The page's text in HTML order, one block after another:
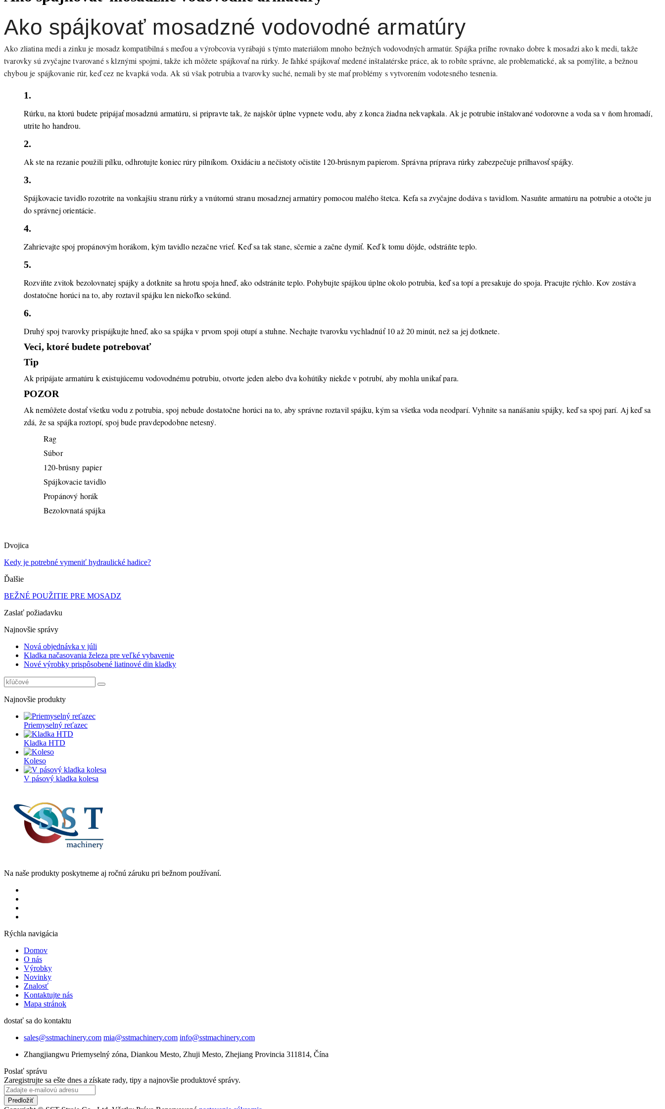
Ako spájkovať mosadzné vodovodné armatúry
Ako zliatina medi a zinku je mosadz kompatibilná s meďou a výrobcovia vyrábajú s týmto materiálom mnoho bežných vodovodných armatúr. Spájka priľne rovnako dobre k mosadzi ako k medi, takže
tvarovky sú zvyčajne tvarované s klznými spojmi, takže ich môžete spájkovať na rúrky. Je ľahké spájkovať medené inštalatérske práce, ak to robíte správne, ale problematické, ak sa pomýlite, a bežnou
chybou je spájkovanie rúr, keď cez ne kvapká voda. Ak sú však potrubia a tvarovky suché, nemali by ste mať problémy s vytvorením vodotesného tesnenia.
1.
Rúrku, na ktorú budete pripájať mosadznú armatúru, si pripravte tak, že najskôr úplne vypnete vodu, aby z konca žiadna nekvapkala. Ak je potrubie inštalované vodorovne a voda sa v ňom hromadí,
utrite ho handrou.
2.
Ak ste na rezanie použili pílku, odhrotujte koniec rúry pilníkom. Oxidáciu a nečistoty očistite 120-brúsnym papierom. Správna príprava rúrky zabezpečuje priľnavosť spájky.
3.
Spájkovacie tavidlo rozotrite na vonkajšiu stranu rúrky a vnútornú stranu mosadznej armatúry pomocou malého štetca. Kefa sa zvyčajne dodáva s tavidlom. Nasuňte armatúru na potrubie a otočte ju
do správnej orientácie.
4.
Zahrievajte spoj propánovým horákom, kým tavidlo nezačne vrieť. Keď sa tak stane, sčernie a začne dymiť. Keď k tomu dôjde, odstráňte teplo.
5.
Rozviňte zvitok bezolovnatej spájky a dotknite sa hrotu spoja hneď, ako odstránite teplo. Pohybujte spájkou úplne okolo potrubia, keď sa topí a presakuje do spoja. Pracujte rýchlo. Kov zostáva
dostatočne horúci na to, aby roztavil spájku len niekoľko sekúnd.
6.
Druhý spoj tvarovky prispájkujte hneď, ako sa spájka v prvom spoji otupí a stuhne. Nechajte tvarovku vychladnúť 10 až 20 minút, než sa jej dotknete.
Veci, ktoré budete potrebovať
Tip
Ak pripájate armatúru k existujúcemu vodovodnému potrubiu, otvorte jeden alebo dva kohútiky niekde v potrubí, aby mohla unikať para.
POZOR
Ak nemôžete dostať všetku vodu z potrubia, spoj nebude dostatočne horúci na to, aby správne roztavil spájku, kým sa všetka voda neodparí. Vyhnite sa nanášaniu spájky, keď sa spoj parí. Aj keď sa
zdá, že sa spájka roztopí, spoj bude pravdepodobne netesný.
Rag
Súbor
120-brúsny papier
Spájkovacie tavidlo
Propánový horák
Bezolovnatá spájka
Dvojica
Kedy je potrebné vymeniť hydraulické hadice?
Ďalšie
BEŽNÉ POUŽITIE PRE MOSADZ
Zaslať požiadavku
Najnovšie správy
Nová objednávka v júli
Kladka načasovania železa pre veľké vybavenie
Nové výrobky prispôsobené liatinové din kladky
Najnovšie produkty
Priemyselný reťazec
Kladka HTD
Koleso
V pásový kladka kolesa
Na naše produkty poskytneme aj ročnú záruku pri bežnom používaní.
Rýchla navigácia
Domov
O nás
Výrobky
Novinky
Znalosť
Kontaktujte nás
Mapa stránok
dostať sa do kontaktu
sales@sstmachinery.com mia@sstmachinery.com info@sstmachinery.com
Zhangjiangwu Priemyselný zóna, Diankou Mesto, Zhuji Mesto, Zhejiang Provincia 311814, Čína
Poslať správu
Zaregistrujte sa ešte dnes a získate rady, tipy a najnovšie produktové správy.
Predložiť